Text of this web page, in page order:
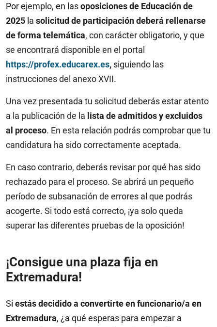
Por ejemplo, en lasoposiciones de Educación de
2025 la solicitud de participación deberá rellenarse
de forma telemática, con carácter obligatorio, y que
se encontrará disponible en el portal
https://profex.educarex.es, siguiendo las
instrucciones del anexo XVII.
Una vez presentada tu solicitud deberás estar atento
a la publicación de la lista de admitidos y excluidos
al proceso. En esta relación podrás comprobar que tu
candidatura ha sido correctamente aceptada.
En caso contrario, deberás revisar por qué has sido
rechazado para el proceso. Se abrirá un pequeño
período de subsanación de errores al que podrás
acogerte. Si todo está correcto, ¡ya solo queda
superar las diferentes pruebas de la oposición!
¡Consigue una plaza fija en
Extremadura!
Si estás decidido a convertirte en funcionario/a en
Extremadura, ¿a qué esperas para empezar a